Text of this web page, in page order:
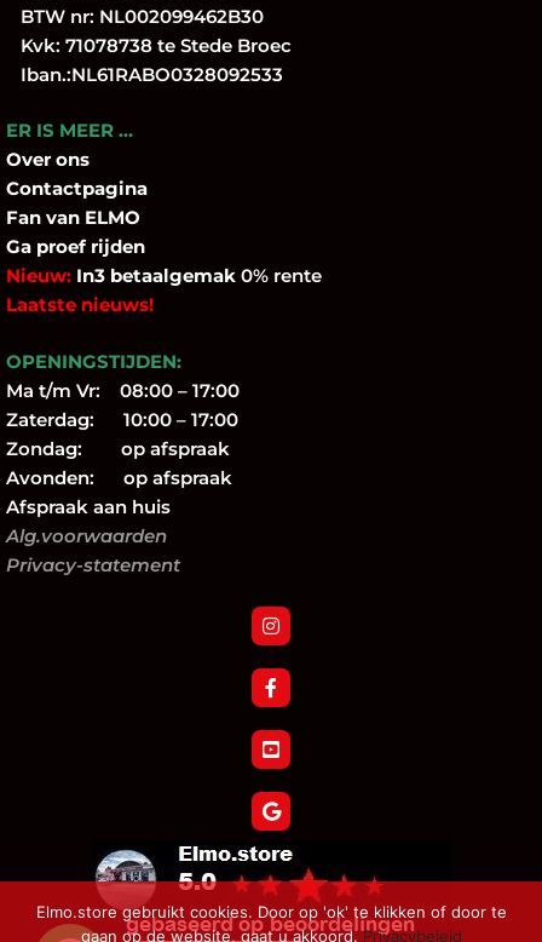
BTW nr: NL002099462B30
Kvk: 71078738 te Stede Broec
Iban.:NL61RABO0328092533
ER IS MEER …
Over ons
Contactpagina
Fan van ELMO
Ga proef rijden
Nieuw: In3 betaalgemak 0% rente
Laatste nieuws!
OPENINGSTIJDEN:
Ma t/m Vr: 08:00 – 17:00
Zaterdag: 10:00 – 17:00
Zondag: op afspraak
Avonden: op afspraak
Afspraak aan huis
Alg.voorwaarden
Privacy-statement
Elmo.store gebruikt cookies. Door op 'ok' te klikken of door te
gaan op de website, gaat u akkoord.Privacybeleid